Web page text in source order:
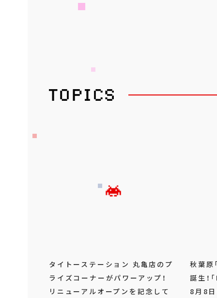
タイトーステーション 丸亀店のプ
ライズコーナーがパワーアップ！
リニューアルオープンを記念して
秋葉原
誕生！
8月8日